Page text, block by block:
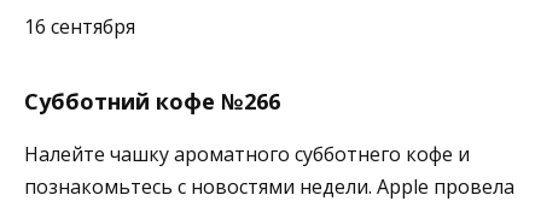
16 сентября
Субботний кофе №266
Налейте чашку ароматного субботнего кофе и
познакомьтесь с новостями недели. Apple провела